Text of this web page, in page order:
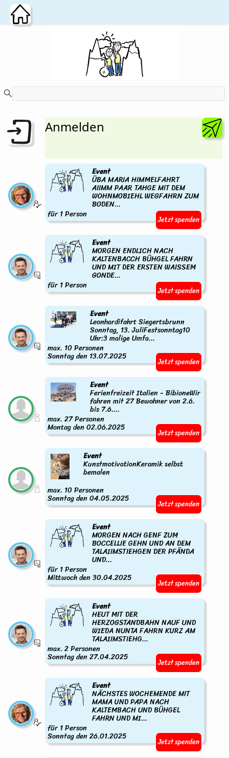
Zum Hauptinhalt wechseln
Anmelden
Event
ÜBA MARIA HIMMELFAHRT
AIIMM PAAR TAHGE MIT DEM
WOHNMOBIEHL WEGFAHRN ZUM
BODEN...
für 1 Person Jetzt spenden
Event
MORGEN ENDLICH NACH
KALTENBACCH BÜHGEL FAHRN
UND MIT DER ERSTEN WAISSEM
GONDE...
für 1 Person Jetzt spenden
Event
Leonhardifahrt Siegertsbrunn
Sonntag, 13. JuliFestsonntag10
Uhr:3 malige Umfa...
max. 10 Personen
Sonntag den 13.07.2025 Jetzt spenden
Event
Ferienfreizeit Italien - BibioneWir
fahren mit 27 Bewohner von 2.6.
bis 7.6....
max. 27 Personen
Montag den 02.06.2025 Jetzt spenden
Event
KunstmotivationKeramik selbst
bemalen
max. 10 Personen
Sonntag den 04.05.2025 Jetzt spenden
Event
MORGEN NACH GENF ZUM
BOCCELLIE GEHN UND AN DEM
TALAIIMSTIEHGEN DER PFÄNDA
UND...
für 1 Person
Mittwoch den 30.04.2025 Jetzt spenden
Event
HEUT MIT DER
HERZOGSTANDBAHN NAUF UND
WIEDA NUNTA FAHRN KURZ AM
TALAIIMSTIEHG...
max. 2 Personen
Sonntag den 27.04.2025 Jetzt spenden
Event
NÄCHSTES WOCHEMENDE MIT
MAMA UND PAPA NACH
KALTEMBACH UND BÜHGEL
FAHRN UND MI...
für 1 Person
Sonntag den 26.01.2025 Jetzt spenden